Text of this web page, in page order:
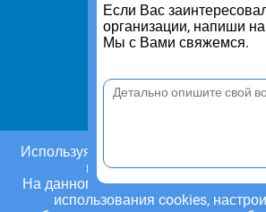
Если Вас
организации, напиши
Мы с Вами свяжемся.
Используя этот сайт, Вы даете
использование cookies.
На данном этапе Вы можете
использования cookies,
Транспортные услуги
Информация
Политика
Контакты